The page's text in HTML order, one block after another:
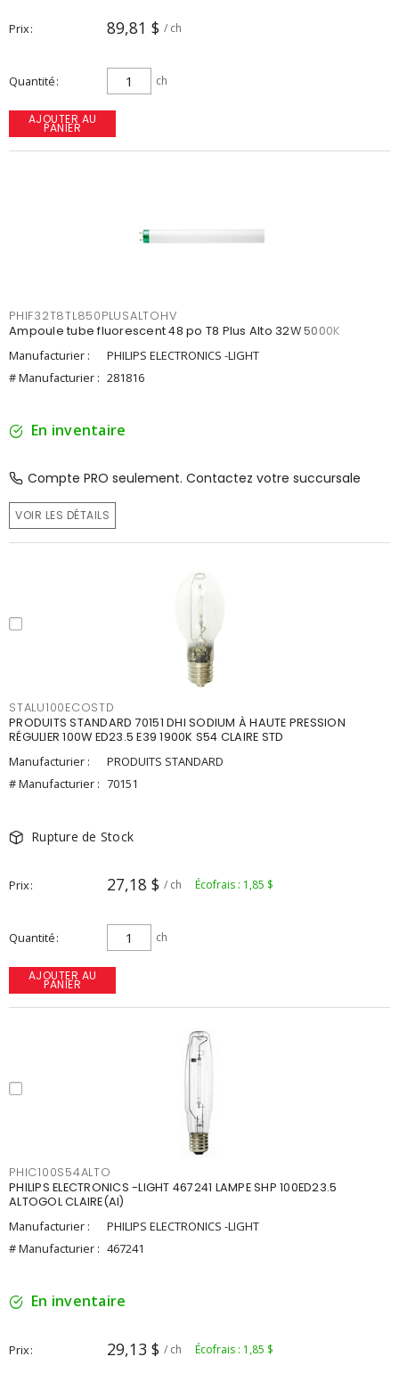
Prix 89,81 $ / ch
Quantité ch
AJOUTER AU
PANIER
PHIF32T8TL850PLUSALTOHV
Ampoule tube fluorescent 48 po T8 Plus Alto 32W 5000K
Manufacturier :
PHILIPS ELECTRONICS -LIGHT
# Manufacturier : 281816
En inventaire
Compte PRO seulement. Contactez votre succursale
VOIR LES DÉTAILS
STALU100ECOSTD
PRODUITS STANDARD 70151 DHI SODIUM À HAUTE PRESSION
RÉGULIER 100W ED23.5 E39 1900K S54 CLAIRE STD
Manufacturier :
PRODUITS STANDARD
# Manufacturier : 70151
Rupture de Stock
Prix 27,18 $ / ch Écofrais : 1,85 $
Quantité ch
AJOUTER AU
PANIER
PHIC100S54ALTO
PHILIPS ELECTRONICS -LIGHT 467241 LAMPE SHP 100ED23.5
ALTOGOL CLAIRE(AI)
Manufacturier :
PHILIPS ELECTRONICS -LIGHT
# Manufacturier : 467241
En inventaire
Prix 29,13 $ / ch Écofrais : 1,85 $